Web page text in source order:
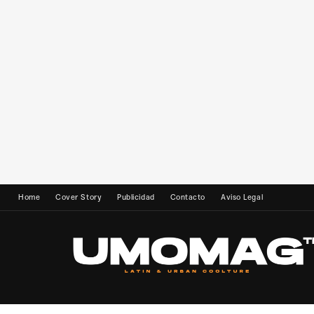
Home Cover Story Publicidad Contacto Aviso Legal